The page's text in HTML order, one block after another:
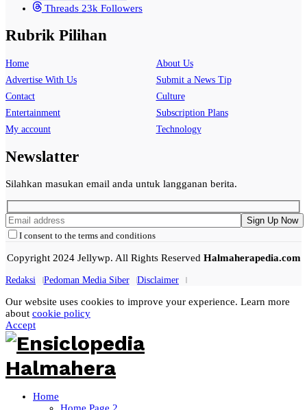
Threads 23k Followers
Rubrik Pilihan
Home
About Us
Advertise With Us
Submit a News Tip
Contact
Culture
Entertainment
Subscription Plans
My account
Technology
Newslatter
Silahkan masukan email anda untuk langganan berita.
I consent to the terms and conditions
Copyright 2024 Jellywp. All Rights Reserved Halmaherapedia.com
Redaksi Pedoman Media Siber Disclaimer
Our website uses cookies to improve your experience. Learn more
about cookie policy
Accept
Home